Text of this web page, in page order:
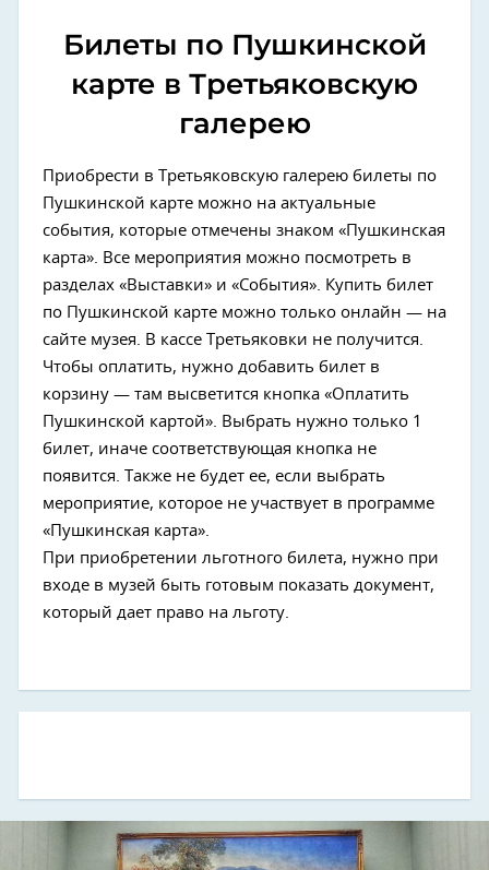
Билеты по Пушкинской
карте в Третьяковскую
галерею
Приобрести в Третьяковскую галерею билеты по
Пушкинской карте можно на актуальные
события, которые отмечены знаком «Пушкинская
карта». Все мероприятия можно посмотреть в
разделах «Выставки» и «События». Купить билет
по Пушкинской карте можно только онлайн — на
сайте музея. В кассе Третьяковки не получится.
Чтобы оплатить, нужно добавить билет в
корзину — там высветится кнопка «Оплатить
Пушкинской картой». Выбрать нужно только 1
билет, иначе соответствующая кнопка не
появится. Также не будет ее, если выбрать
мероприятие, которое не участвует в программе
«Пушкинская карта».
При приобретении льготного билета, нужно при
входе в музей быть готовым показать документ,
который дает право на льготу.
Next